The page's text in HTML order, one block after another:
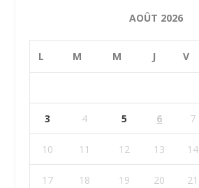
AOÛT 2026
L M M J V
3 4 5 6 7
10 11 12 13 14
17 18 19 20 21